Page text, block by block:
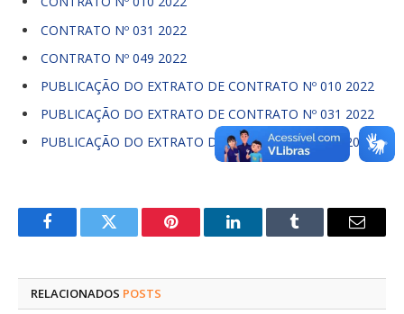
CONTRATO Nº 031 2022
CONTRATO Nº 049 2022
PUBLICAÇÃO DO EXTRATO DE CONTRATO Nº 010 2022
PUBLICAÇÃO DO EXTRATO DE CONTRATO Nº 031 2022
PUBLICAÇÃO DO EXTRATO DE CONTRATO Nº 049 2022
FacebookTwitter Pinterest LinkedInTumblr
E-
RELACIONADOS POSTS